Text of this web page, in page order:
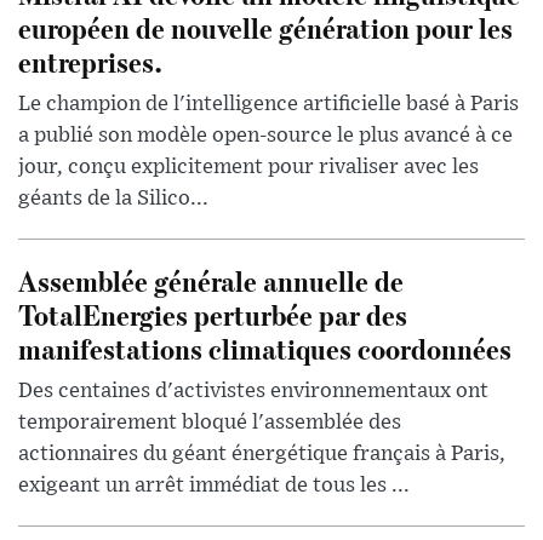
européen de nouvelle génération pour les
entreprises.
Le champion de l'intelligence artificielle basé à Paris
a publié son modèle open-source le plus avancé à ce
jour, conçu explicitement pour rivaliser avec les
géants de la Silico...
Assemblée générale annuelle de
TotalEnergies perturbée par des
manifestations climatiques coordonnées
Des centaines d'activistes environnementaux ont
temporairement bloqué l'assemblée des
actionnaires du géant énergétique français à Paris,
exigeant un arrêt immédiat de tous les ...